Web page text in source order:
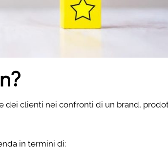
dei clienti nei confronti di un brand,
in termini di: